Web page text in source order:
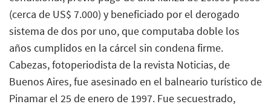
(cerca de US$ 7.000) y beneficiado por el derogado
sistema de dos por uno, que computaba doble los
años cumplidos en la cárcel sin condena firme.
Cabezas, fotoperiodista de la revista Noticias, de
Buenos Aires, fue asesinado en el balneario turístico de
Pinamar el 25 de enero de 1997. Fue secuestrado,